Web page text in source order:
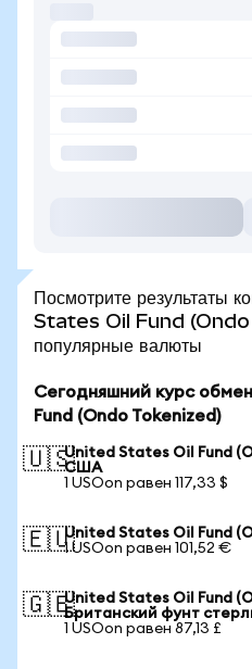
Посмотрите результаты
States Oil Fund
популярные валюты
Сегодняшний курс
Fund (Ondo Tokenized)
🇺🇸United States Oil Fund
США
1 USOon равен 117,33 $
🇪🇺United States Oil Fund
1 USOon равен 101,52 €
🇬🇧United States Oil Fund
Британский фунт
1 USOon равен 87,13 £